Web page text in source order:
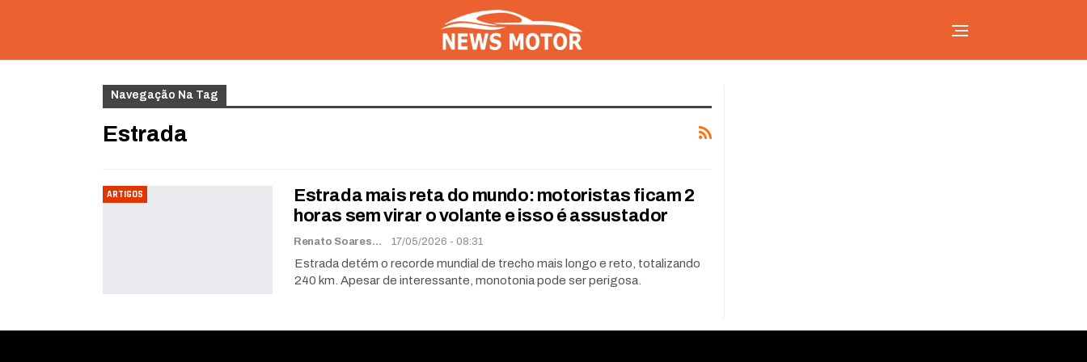
Navegação Na Tag
Estrada
ARTIGOS
Estrada mais reta do mundo: motoristas ficam 2
horas sem virar o volante e isso é assustador
Renato Soares 17/05/2026 - 08:31
Estrada detém o recorde mundial de trecho mais longo e reto, totalizando
240 km. Apesar de interessante, monotonia pode ser perigosa.